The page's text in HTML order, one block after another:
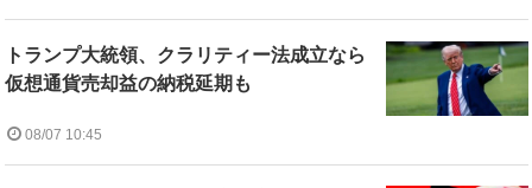
トランプ大統領、クラリティー法成立なら
仮想通貨売却益の納税延期も
08/07 10:45